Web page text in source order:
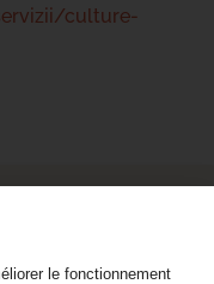
le fonctionnement
culture-